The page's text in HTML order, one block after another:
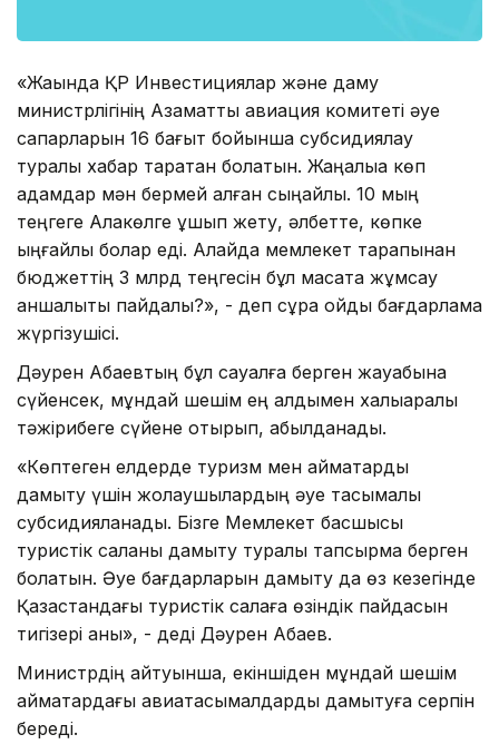
«Жақында ҚР Инвестициялар және даму
министрлігінің Азаматтық авиация комитеті әуе
сапарларын 16 бағыт бойынша субсидиялау
туралы хабар таратқан болатын. Жаңалыққа көп
адамдар мән бермей қалған сыңайлы. 10 мың
теңгеге Алакөлге ұшып жету, әлбетте, көпке
ыңғайлы болар еді. Алайда мемлекет тарапынан
бюджеттің 3 млрд теңгесін бұл мақсатқа жұмсау
қаншалықты пайдалы?», - деп сұрақ қойды бағдарлама
жүргізушісі.
Дәурен Абаевтың бұл сауалға берген жауабына
сүйенсек, мұндай шешім ең алдымен халықаралық
тәжірибеге сүйене отырып, қабылданады.
«Көптеген елдерде туризм мен аймақтарды
дамыту үшін жолаушылардың әуе тасымалы
субсидияланады. Бізге Мемлекет басшысы
туристік саланы дамыту туралы тапсырма берген
болатын. Әуе бағдарларын дамыту да өз кезегінде
Қазақстандағы туристік салаға өзіндік пайдасын
тигізері анық», - деді Дәурен Абаев.
Министрдің айтуынша, екіншіден мұндай шешім
аймақтардағы авиатасымалдарды дамытуға серпін
береді.